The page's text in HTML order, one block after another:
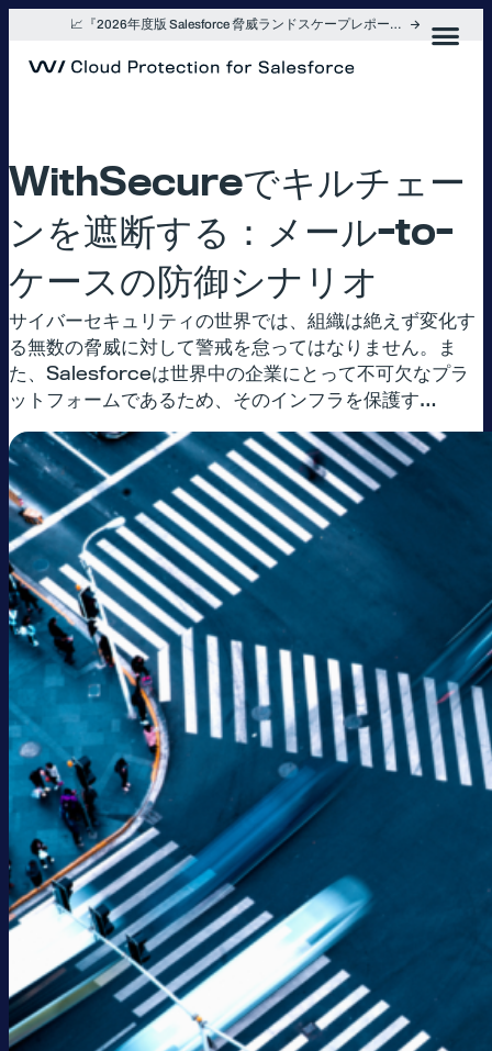
プ
📈『2026年度版 Salesforce 脅威ランドスケープレポート』を入手
WithSecureでキルチェー
ンを遮断する：メール-to-
ケースの防御シナリオ
サイバーセキュリティの世界では、組織は絶えず変化す
る無数の脅威に対して警戒を怠ってはなりません。ま
た、Salesforceは世界中の企業にとって不可欠なプラ
ットフォームであるため、そのインフラを保護す…